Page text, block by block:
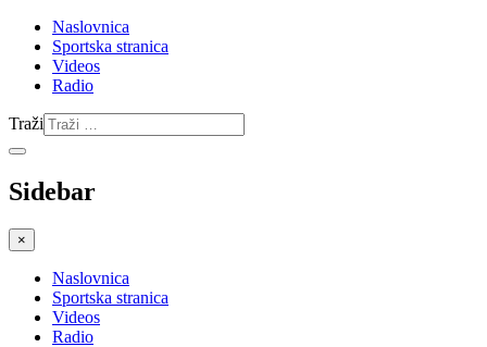
Naslovnica
Sportska stranica
Videos
Radio
Traži
Sidebar
×
Naslovnica
Sportska stranica
Videos
Radio